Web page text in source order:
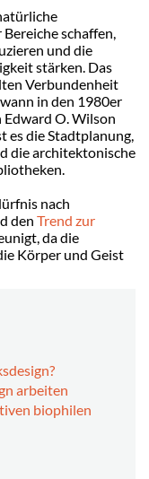
schaffen,
und die
stärken. Das
Verbundenheit
in den 1980er
Edward O. Wilson
es die Stadtplanung,
die architektonische
nach
den Trend zur
da die
Körper und Geist
arbeiten
biophilen